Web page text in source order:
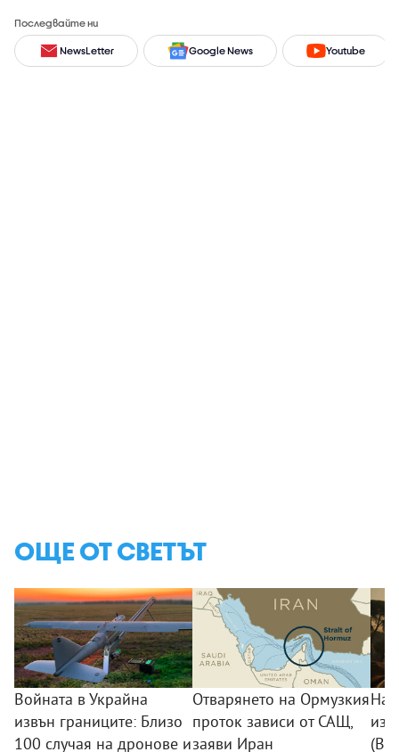
Последвайте ни
NewsLetter Google News Youtube
ОЩЕ ОТ СВЕТЪТ
Войната в Украйна
извън границите: Близо
100 случая на дронове и
Отварянето на Ормузкия
проток зависи от САЩ,
заяви Иран